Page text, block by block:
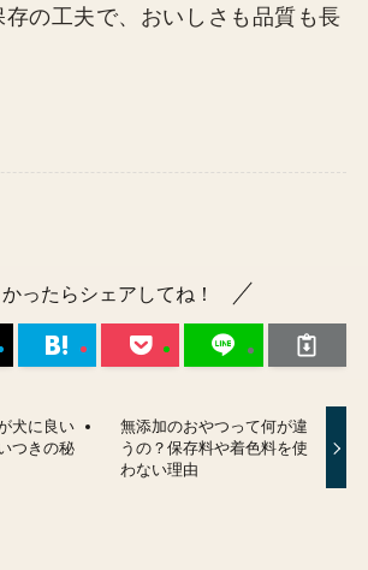
の工夫で、おいしさも品質も長
かったらシェアしてね！
犬に良い
つきの秘
無添加のおやつって何が違
うの？保存料や着色料を使
わない理由